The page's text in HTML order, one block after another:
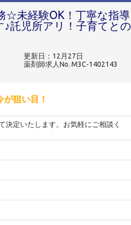
☆未経験OK！丁寧な指導
託児所アリ！子育てとの
更新日：12月27日
薬剤師求人No. M3C-1402143
が狙い目！
決定いたします。お気軽にご相談く